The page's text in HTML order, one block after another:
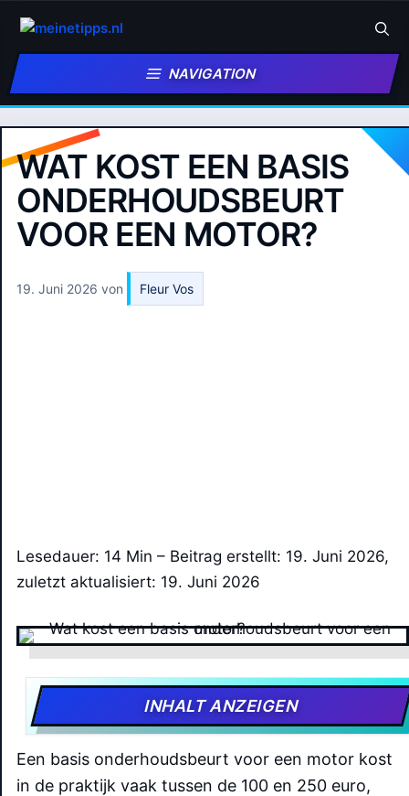
Inhalt
springen
NAVIGATION
WAT KOST EEN BASIS
ONDERHOUDSBEURT
VOOR EEN MOTOR?
19. Juni 2026 von Fleur Vos
Lesedauer: 14 Min – Beitrag erstellt: 19. Juni 2026,
zuletzt aktualisiert: 19. Juni 2026
INHALT ANZEIGEN
Een basis onderhoudsbeurt voor een motor kost
in de praktijk vaak tussen de 100 en 250 euro,